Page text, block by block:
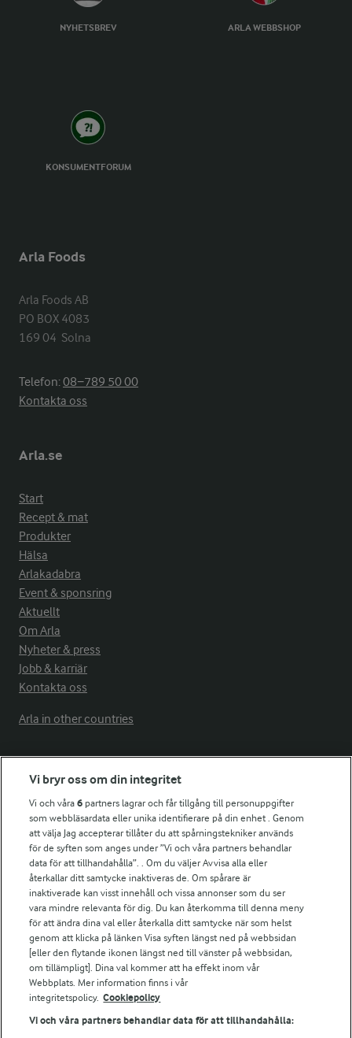
NYHETSBREV ARLA WEBBSHOP
KONSUMENTFORUM
Arla Foods
Arla Foods AB
PO BOX 4083
169 04  Solna
Telefon:08−789 50 00
Kontakta oss
Arla.se
Start
Recept & mat
Produkter
Hälsa
Arlakadabra
Event & sponsring
Aktuellt
Om Arla
Nyheter & press
Jobb & karriär
Kontakta oss
Arla in other countries
Fler Arlasajter
För ägare
Arlas kundportal
Arla.com
Falbygdens Ost
Arla webbshop
Bildbank
Följ oss
Vi bryr oss om din integritet
Vi och våra6 partners lagrar och får tillgång till personuppgifter
som webbläsardata eller unika identifierare på din enhet . Genom
att välja Jag accepterar tillåter du att spårningstekniker används
för de syften som anges under ”Vi och våra partners behandlar
data för att tillhandahålla”. . Om du väljer Avvisa alla eller
återkallar ditt samtycke inaktiveras de. Om spårare är
inaktiverade kan visst innehåll och vissa annonser som du ser
vara mindre relevanta för dig. Du kan återkomma till denna meny
för att ändra dina val eller återkalla ditt samtycke när som helst
genom att klicka på länken Visa syften längst ned på webbsidan
[eller den flytande ikonen längst ned till vänster på webbsidan,
om tillämpligt]. Dina val kommer att ha effekt inom vår
Webbplats. Mer information finns i vår
integritetspolicy. Cookiepolicy
Vi och våra partners behandlar data för att tillhandahålla: